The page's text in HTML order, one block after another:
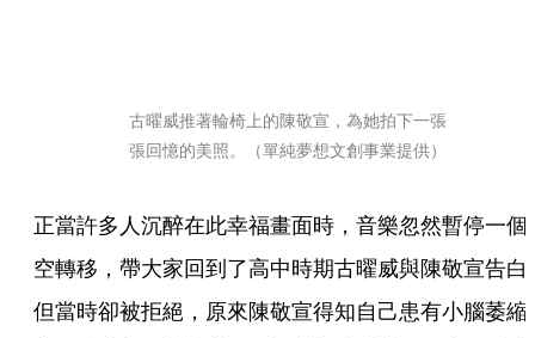
古曜威推著輪椅上的陳敬宣，為她拍下一張
張回憶的美照。（單純夢想文創事業提供）
正當許多人沉醉在此幸福畫面時，音樂忽然暫停一個
空轉移，帶大家回到了高中時期古曜威與陳敬宣告白
但當時卻被拒絕，原來陳敬宣得知自己患有小腦萎縮